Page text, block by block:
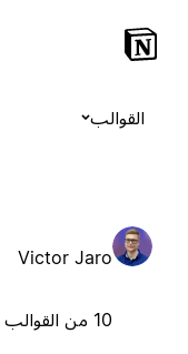
القوالب
Victor Jaro